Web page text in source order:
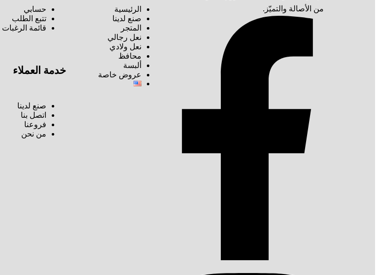
من الأصالة والتميّز.
الرئيسية
صنع لدينا
المتجر
نعل رجالي
نعل ولادي
محافظ
ألبسة
عروض خاصة
حسابي
تتبع الطلب
قائمة الرغبات
خدمة العملاء
صنع لدينا
اتصل بنا
فروعنا
من نحن